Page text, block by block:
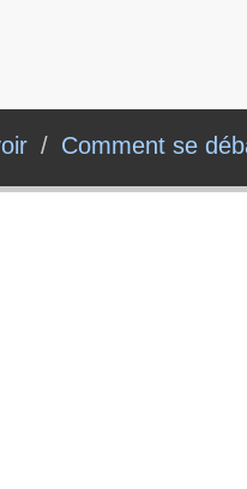
Comment se